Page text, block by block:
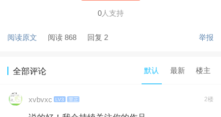
0人支持
阅读原文 阅读 868 回复 2 举报
全部评论 默认 最新 楼主
xvbvxc LV3 里正 2楼